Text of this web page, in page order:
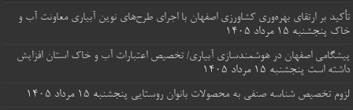
تأکید بر ارتقای بهره‌وری کشاورزی اصفهان با اجرای طرح‌های نوین آبیاری معاونت آب و
خاک پنجشنبه ۱۵ مرداد ۱۴۰۵
پیشگامی اصفهان در هوشمندسازی آبیاری/ تخصیص اعتبارات آب و خاک استان افزایش
داشته است پنجشنبه ۱۵ مرداد ۱۴۰۵
لزوم تخصیص شناسه صنفی به محصولات بانوان روستایی پنجشنبه ۱۵ مرداد ۱۴۰۵